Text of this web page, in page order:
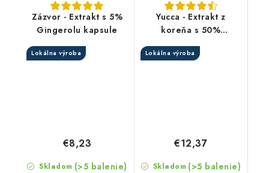
Zázvor - Extrakt s 5%
Gingerolu kapsule
Lokálna výroba
Skladom (>5 balenie)
€8,23
Yucca - Extrakt z
koreňa s 50%
saponínov v kapsuliach
Lokálna výroba
Skladom (>5 balenie)
€12,37